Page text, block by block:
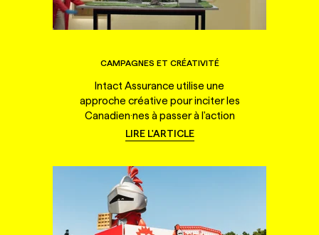
CAMPAGNES ET CRÉATIVITÉ
Intact Assurance utilise une
approche créative pour inciter les
Canadien·nes à passer à l'action
LIRE L'ARTICLE